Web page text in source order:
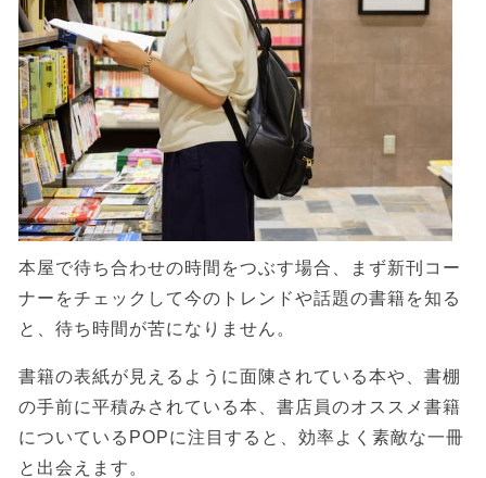
本屋で待ち合わせの時間をつぶす場合、まず新刊コー
ナーをチェックして今のトレンドや話題の書籍を知る
と、待ち時間が苦になりません。
書籍の表紙が見えるように面陳されている本や、書棚
の手前に平積みされている本、書店員のオススメ書籍
についているPOPに注目すると、効率よく素敵な一冊
と出会えます。